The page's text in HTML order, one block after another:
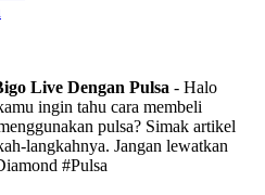
Live Dengan Pulsa - Halo
ingin tahu cara membeli
pulsa? Simak artikel
langkahnya. Jangan lewatkan
#Pulsa